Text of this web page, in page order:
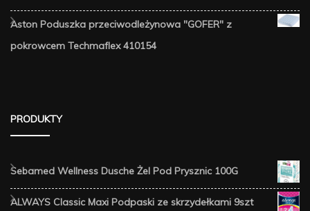
Aston Poduszka przeciwodleżynowa "GOFER" z
pokrowcem Techmaflex 410154
PRODUKTY
Sebamed Wellness Dusche Żel Pod Prysznic 100G
ALWAYS Classic Maxi Podpaski ze skrzydełkami 9szt